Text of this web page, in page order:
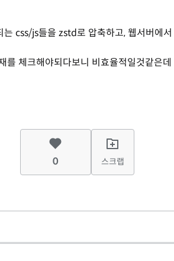
css/js들을 zstd로 압축하고, 웹서버에
체크해야되다보니 비효율적일것같은데
0 스크랩